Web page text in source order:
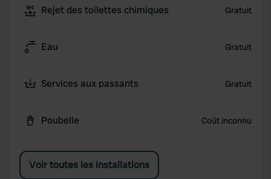
Rejet des toilettes chimiques Gratuit
Eau Gratuit
Services aux passants Gratuit
Poubelle Coût inconnu
Voir toutes les installations